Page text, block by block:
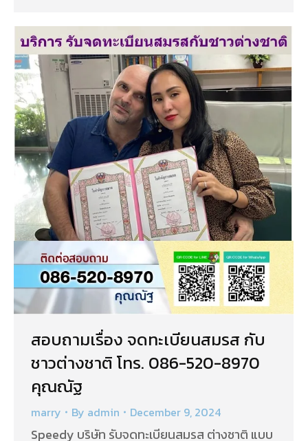
สอบถามเรื่อง จดทะเบียนสมรส กับ
ชาวต่างชาติ โทร. 086-520-8970
คุณณัฐ
marry By admin December 9, 2024
Speedy บริษัท รับจดทะเบียนสมรส ต่างชาติ แบบ